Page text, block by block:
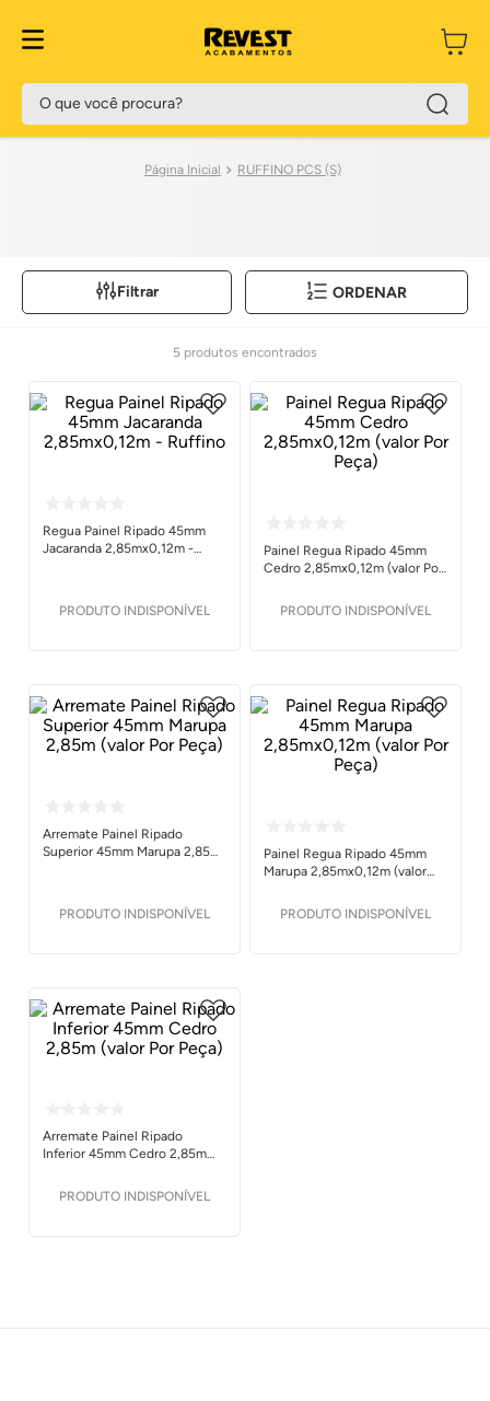
O que você procura?
RUFFINO PCS (S)
Filtrar ORDENAR
5 produtos
Regua Painel Ripado 45mm
Jacaranda 2,85mx0,12m -
PRODUTO INDISPONÍVEL
Painel Regua Ripado 45mm
Cedro 2,85mx0,12m (valor Por
PRODUTO INDISPONÍVEL
Arremate Painel Ripado
Superior 45mm Marupa 2,85m
PRODUTO INDISPONÍVEL
Painel Regua Ripado 45mm
Marupa 2,85mx0,12m (valor
PRODUTO INDISPONÍVEL
Arremate Painel Ripado
Inferior 45mm Cedro 2,85m
PRODUTO INDISPONÍVEL